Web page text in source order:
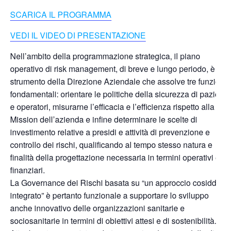
SCARICA IL PROGRAMMA
VEDI IL VIDEO DI PRESENTAZIONE
Nell’ambito della programmazione strategica, il piano
operativo di risk management, di breve e lungo periodo, è lo
strumento della Direzione Aziendale che assolve tre funzioni
fondamentali: orientare le politiche della sicurezza di
e operatori, misurarne l’efficacia e l’efficienza rispetto alla
Mission dell’azienda e infine determinare le scelte di
investimento relative a presidi e attività di prevenzione e
controllo dei rischi, qualificando al tempo stesso natura e
finalità della progettazione necessaria in termini operativi e
finanziari.
La Governance dei Rischi basata su “un approccio
integrato” è pertanto funzionale a supportare lo sviluppo
anche innovativo delle organizzazioni sanitarie e
sociosanitarie in termini di obiettivi attesi e di sostenibilità.